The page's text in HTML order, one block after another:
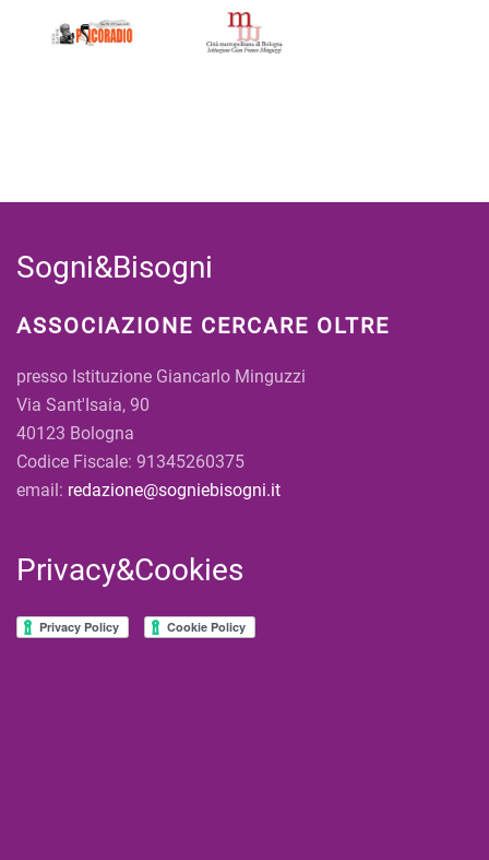
Sogni&Bisogni
ASSOCIAZIONE CERCARE OLTRE
presso Istituzione Giancarlo Minguzzi
Via Sant'Isaia, 90
40123 Bologna
Codice Fiscale: 91345260375
email: redazione@sogniebisogni.it
Privacy&Cookies